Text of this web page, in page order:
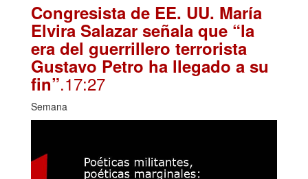
Congresista de EE. UU. María
Elvira Salazar señala que “la
era del guerrillero terrorista
Gustavo Petro ha llegado a su
fin”.17:27
Semana